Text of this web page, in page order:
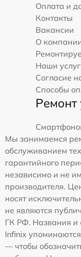
Оплата и
Контакты
Вакансии
О
Наши
Согласие
Способы
Ремонт
Мы занимаемся
обслуживанием
гарантийного
независимо и не
производителя.
носят
не являются
ГК РФ. Названия и
Infinix
— чтобы